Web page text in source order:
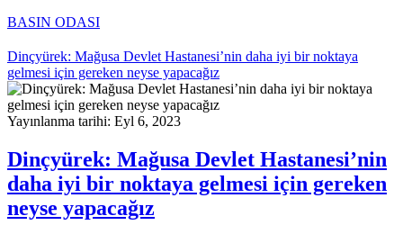
BASIN ODASI
Dinçyürek: Mağusa Devlet Hastanesi’nin daha iyi bir noktaya
gelmesi için gereken neyse yapacağız
Yayınlanma tarihi: Eyl 6, 2023
Dinçyürek: Mağusa Devlet Hastanesi’nin
daha iyi bir noktaya gelmesi için gereken
neyse yapacağız